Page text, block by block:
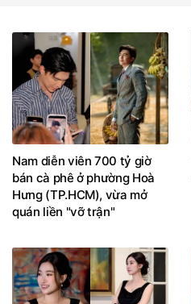
Nam diễn viên 700 tỷ giờ
bán cà phê ở phường Hoà
Hưng (TP.HCM), vừa mở
quán liền "vỡ trận"